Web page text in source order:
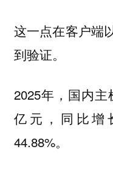
这一点在客户端
到验证。
2025年，国内
亿元，同比增
44.88%。